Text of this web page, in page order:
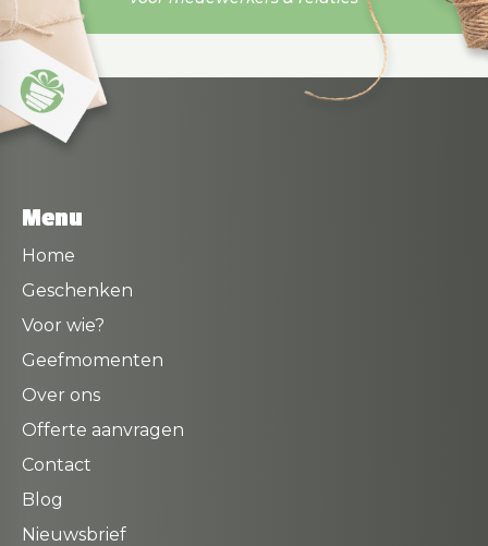
Menu
Home
Geschenken
Voor wie?
Geefmomenten
Over ons
Offerte aanvragen
Contact
Blog
Nieuwsbrief